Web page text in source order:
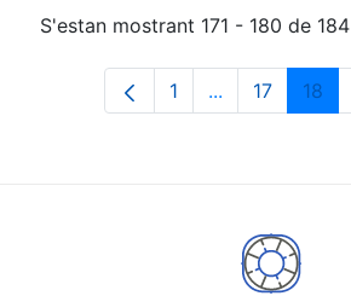
S'estan mostrant 171 - 180 de
Pàgina
1 ...PàginesPàgina
17 18